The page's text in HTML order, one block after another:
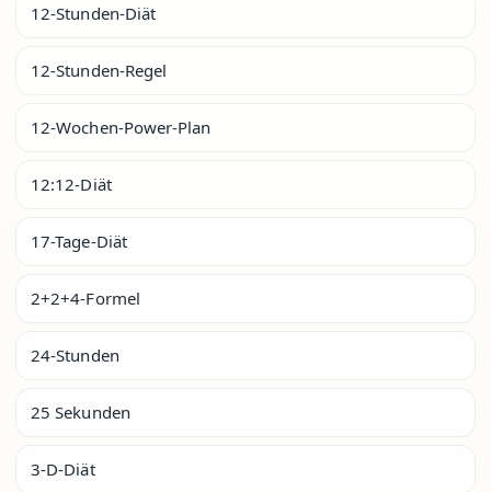
12-Stunden-Diät
12-Stunden-Regel
12-Wochen-Power-Plan
12:12-Diät
17-Tage-Diät
2+2+4-Formel
24-Stunden
25 Sekunden
3-D-Diät